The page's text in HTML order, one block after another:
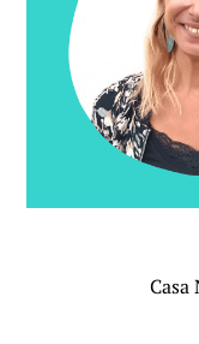
Casa